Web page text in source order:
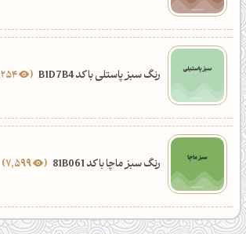
رنگ سبز پاستلی با کد B1D7B4 20,254
رنگ سبز ماچا با کد 81B061 7,599